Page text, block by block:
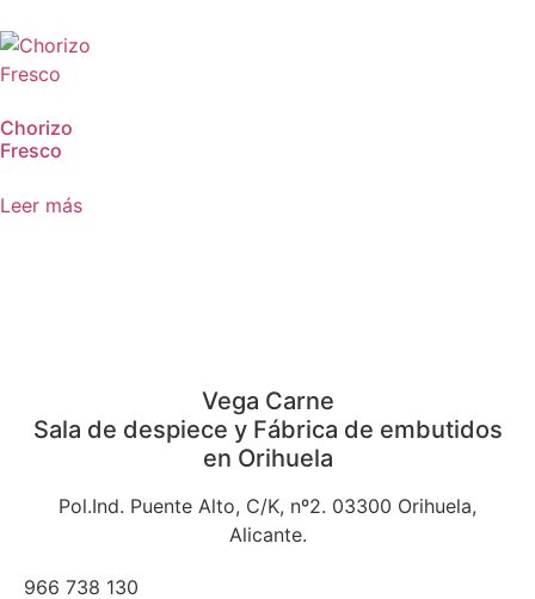
Chorizo
Fresco
Leer más
Vega Carne
Sala de despiece y Fábrica de embutidos
en Orihuela
Pol.Ind. Puente Alto, C/K, nº2. 03300 Orihuela,
Alicante.
966 738 130